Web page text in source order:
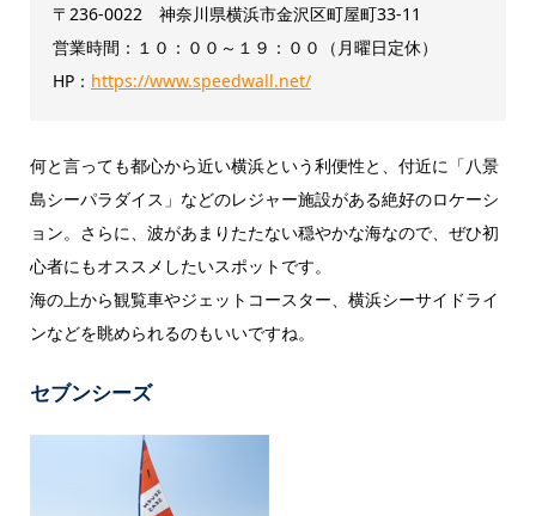
〒236-0022 神奈川県横浜市金沢区町屋町33-11
営業時間：１０：００～１９：００（月曜日定休）
HP： https://www.speedwall.net/
何と言っても都心から近い横浜という利便性と、付近に「八景
島シーパラダイス」などのレジャー施設がある絶好のロケーシ
ョン。さらに、波があまりたたない穏やかな海なので、ぜひ初
心者にもオススメしたいスポットです。
海の上から観覧車やジェットコースター、横浜シーサイドライ
ンなどを眺められるのもいいですね。
セブンシーズ